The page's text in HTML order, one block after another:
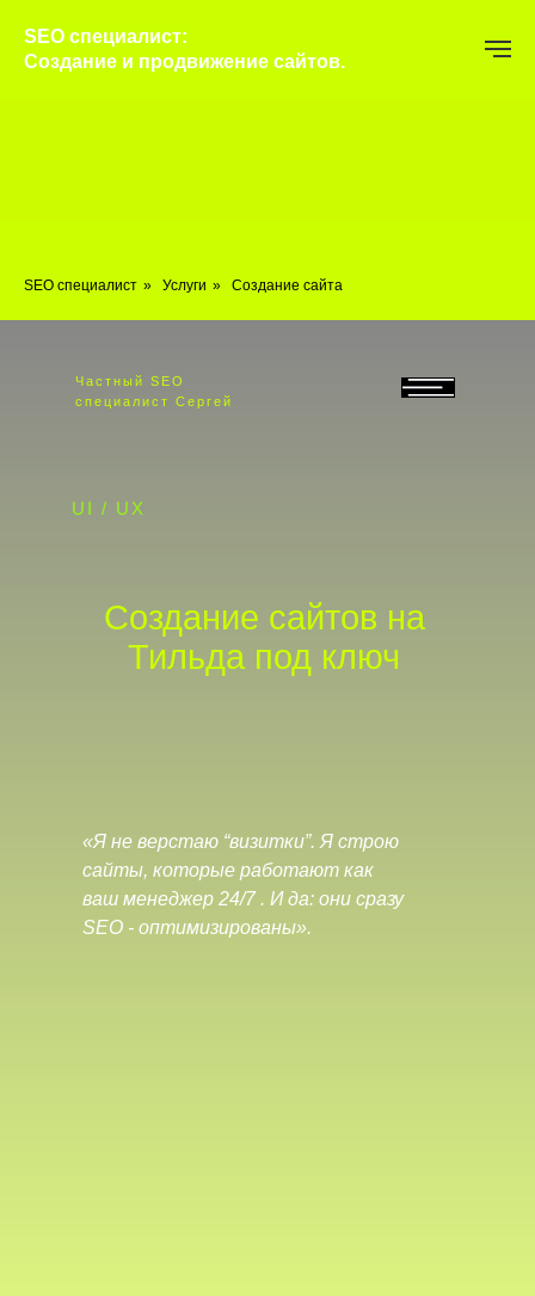
SEO специалист:
Создание и продвижение сайтов.
SEO специалист » Услуги » Создание сайта
Частный SEO
специалист Сергей
UI / UX
Создание сайтов на
Тильда под ключ
«Я не верстаю “визитки”. Я строю
сайты, которые работают как
ваш менеджер 24/7 . И да: они сразу
SEO - оптимизированы».